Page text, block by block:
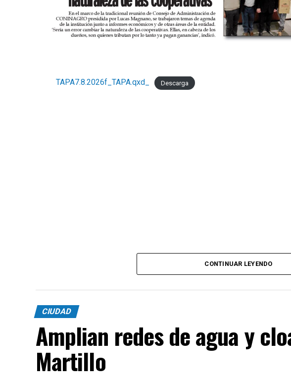
TAPA7.8.2026f_TAPA.qxd_ Descarga
CONTINUAR LEYENDO
CIUDAD
Amplian redes de agua y
Martillo